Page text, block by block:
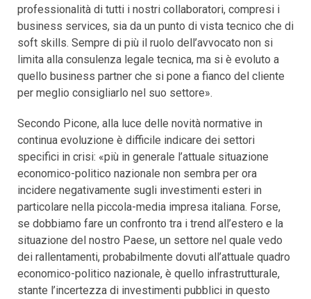
professionalità di tutti i nostri collaboratori, compresi i
business services, sia da un punto di vista tecnico che di
soft skills. Sempre di più il ruolo dell’avvocato non si
limita alla consulenza legale tecnica, ma si è evoluto a
quello business partner che si pone a fianco del cliente
per meglio consigliarlo nel suo settore».
Secondo Picone, alla luce delle novità normative in
continua evoluzione è difficile indicare dei settori
specifici in crisi: «più in generale l’attuale situazione
economico-politico nazionale non sembra per ora
incidere negativamente sugli investimenti esteri in
particolare nella piccola-media impresa italiana. Forse,
se dobbiamo fare un confronto tra i trend all’estero e la
situazione del nostro Paese, un settore nel quale vedo
dei rallentamenti, probabilmente dovuti all’attuale quadro
economico-politico nazionale, è quello infrastrutturale,
stante l’incertezza di investimenti pubblici in questo